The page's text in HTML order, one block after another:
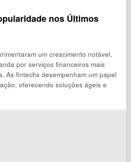
nos Últimos
um crescimento notável,
por serviços financeiros mais
As fintechs desempenham um papel
oferecendo soluções ágeis e